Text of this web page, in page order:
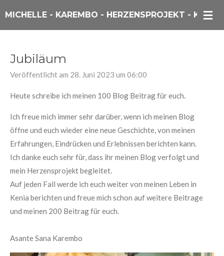
Zum
MICHELLE - KAREMBO - HERZENSPROJEKT - KENIA
Jubiläum
Veröffentlicht am 28. Juni 2023 um 06:00
Heute schreibe ich meinen 100 Blog Beitrag für euch.
Ich freue mich immer sehr darüber, wenn ich meinen Blog
öffne und euch wieder eine neue Geschichte, von meinen
Erfahrungen, Eindrücken und Erlebnissen berichten kann.
Ich danke euch sehr für, dass ihr meinen Blog verfolgt und
mein Herzensprojekt begleitet.
Auf jeden Fall werde ich euch weiter von meinen Leben in
Kenia berichten und freue mich schon auf weitere Beitrage
und meinen 200 Beitrag für euch.
AsanteSana Karembo